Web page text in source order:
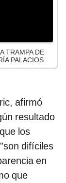
TRAMPA DE
PALACIOS
afirmó
resultado
los
"son difíciles
en
que